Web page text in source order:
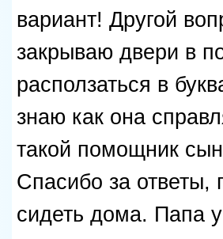
вариант! Другой
закрываю двери в
расползаться в
знаю как она
такой помощник
Спасибо за ответы,
сидеть дома. Папа